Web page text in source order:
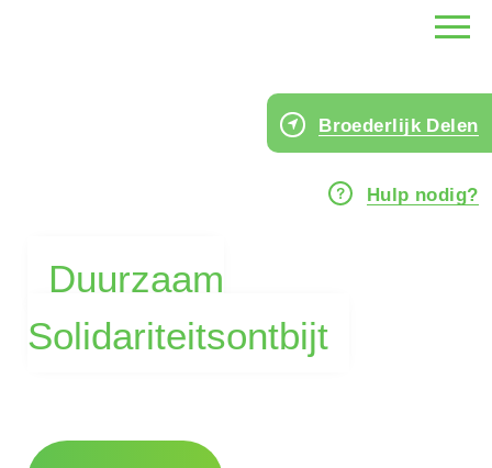
Duurzaam
Solidariteitsontbijt
Broederlijk Delen
Hulp nodig?